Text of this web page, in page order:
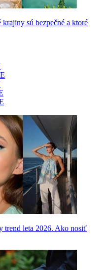
sú bezpečné a ktoré
trend leta 2026. Ako nosiť